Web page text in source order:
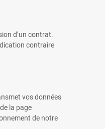
d’un contrat.
contraire
vos données
la page
de notre